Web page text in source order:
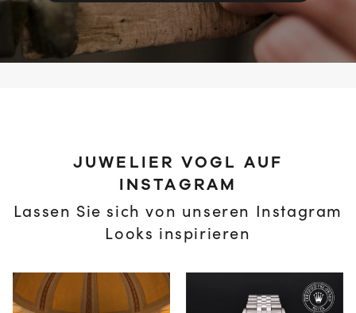
JUWELIER VOGL AUF
INSTAGRAM
Lassen Sie sich von unseren Instagram
Looks inspirieren